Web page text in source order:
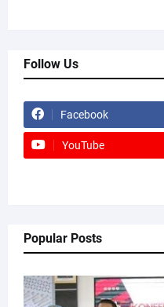
Follow Us
Facebook
YouTube
Popular Posts